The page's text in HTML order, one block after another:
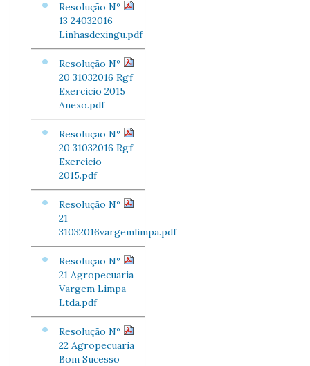
Resolução Nº
13 24032016
Linhasdexingu.pdf
Resolução Nº
20 31032016 Rgf
Exercicio 2015
Anexo.pdf
Resolução Nº
20 31032016 Rgf
Exercicio
2015.pdf
Resolução Nº
21
31032016vargemlimpa.pdf
Resolução Nº
21 Agropecuaria
Vargem Limpa
Ltda.pdf
Resolução Nº
22 Agropecuaria
Bom Sucesso